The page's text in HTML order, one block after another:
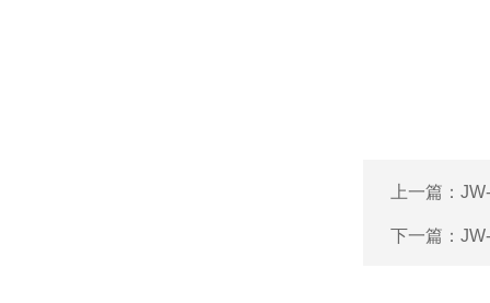
上一篇：
下一篇：